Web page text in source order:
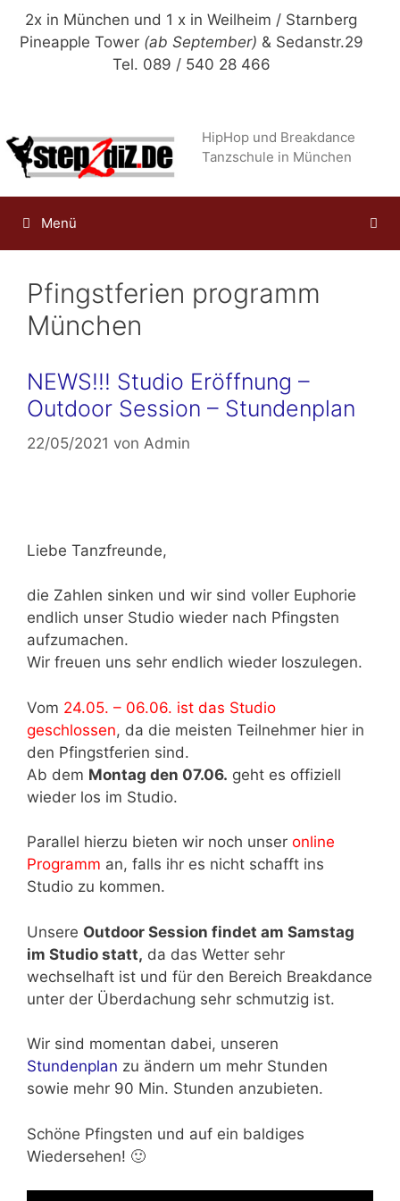
Zum
Inhalt
2x in München und 1 x in Weilheim / Starnberg
Pineapple Tower (ab September) & Sedanstr.29
Tel. 089 / 540 28 466
HipHop und Breakdance
Tanzschule in München
Menü
Pfingstferien programm
München
NEWS!!! Studio Eröffnung –
Outdoor Session – Stundenplan
22/05/2021 von Admin
Liebe Tanzfreunde,
die Zahlen sinken und wir sind voller Euphorie
endlich unser Studio wieder nach Pfingsten
aufzumachen.
Wir freuen uns sehr endlich wieder loszulegen.
Vom 24.05. – 06.06. ist das Studio
geschlossen, da die meisten Teilnehmer hier in
den Pfingstferien sind.
Ab dem Montag den 07.06. geht es offiziell
wieder los im Studio.
Parallel hierzu bieten wir noch unser online
Programm an, falls ihr es nicht schafft ins
Studio zu kommen.
Unsere Outdoor Session findet am Samstag
im Studio statt, da das Wetter sehr
wechselhaft ist und für den Bereich Breakdance
unter der Überdachung sehr schmutzig ist.
Wir sind momentan dabei, unseren
Stundenplan zu ändern um mehr Stunden
sowie mehr 90 Min. Stunden anzubieten.
Schöne Pfingsten und auf ein baldiges
Wiedersehen! 🙂